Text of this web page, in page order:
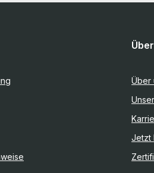
Über
Jetzt